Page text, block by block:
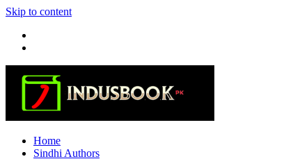
Skip to content
Home
Sindhi Authors